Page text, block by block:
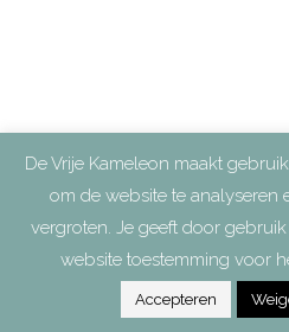
De Vrije Kameleon maakt
om de website te analyseren
vergroten. Je geeft door
website toestemming voor
Accepteren